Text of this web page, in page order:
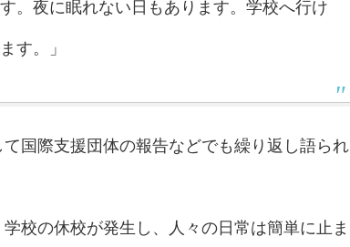
。夜に眠れない日もあります。学校へ行け
す。」
国際支援団体の報告などでも繰り返し語られ
校の休校が発生し、人々の日常は簡単に止ま